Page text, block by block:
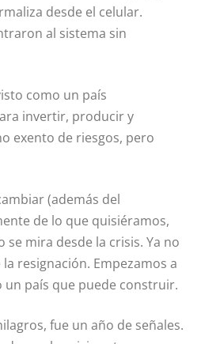
desde el celular.
al sistema sin
como un país
invertir, producir y
exento de riesgos, pero
(además del
de lo que quisiéramos,
se mira desde la crisis. Ya no
resignación. Empezamos a
país que puede construir.
fue un año de señales.